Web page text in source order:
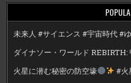
未来人 #サイエンス #宇宙時代 #
ダイナソー・ワールド REBIRTH:
火星に潜む秘密の防空壕
#火